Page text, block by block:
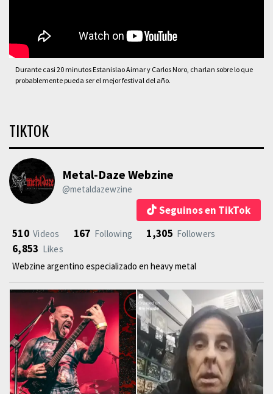
Durante casi 20 minutos Estanislao Aimar y Carlos Noro, charlan sobre lo que
probablemente pueda ser el mejor festival del año.
TIKTOK
Metal-Daze Webzine
@metaldazewzine
Seguinos en TikTok
510 Videos 167 Following 1,305 Followers
6,853 Likes
Webzine argentino especializado en heavy metal